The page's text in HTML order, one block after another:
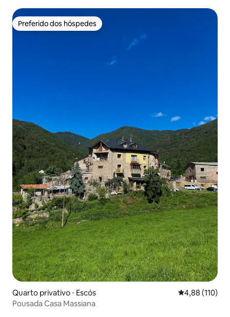
Preferido dos hóspedes
Preferido dos hóspedes
Quarto privativo ⋅ Escós 4,88 de uma
4,88 (110)
Pousada Casa Massiana